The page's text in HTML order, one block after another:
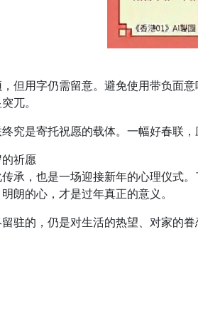
但用字仍需留意。避免使用带负面
兀。
究是寄托祝愿的载体。一幅好春联
祈愿
承，也是一场迎接新年的心理仪式
朗的心，才是过年真正的意义。
驻的，仍是对生活的热望、对家的